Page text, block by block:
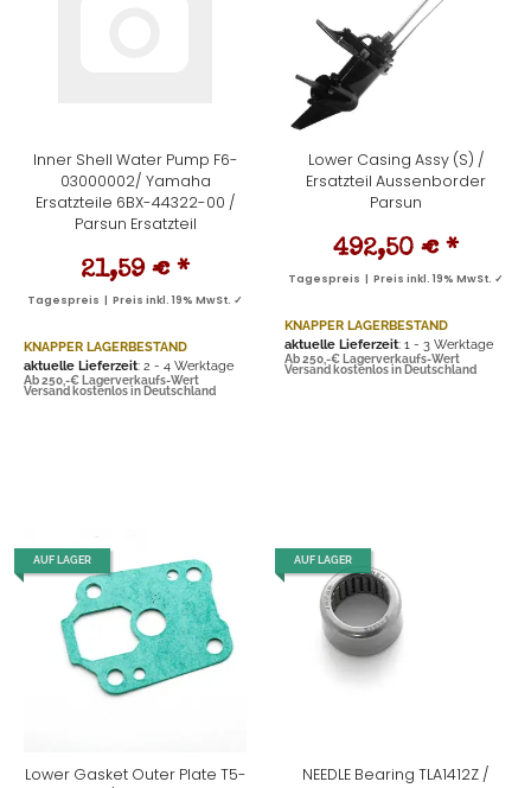
Inner Shell Water Pump F6-
03000002/ Yamaha
Ersatzteile 6BX-44322-00 /
Parsun Ersatzteil
21,59 € *
Tagespreis | Preis inkl. 19% MwSt. ✓
KNAPPER LAGERBESTAND
aktuelle Lieferzeit: 2 - 4 Werktage
Ab 250,-€ Lagerverkaufs-Wert
Versand kostenlos in Deutschland
Lower Casing Assy (S) /
Ersatzteil Aussenborder
Parsun
492,50 € *
Tagespreis | Preis inkl. 19% MwSt. ✓
KNAPPER LAGERBESTAND
aktuelle Lieferzeit: 1 - 3 Werktage
Ab 250,-€ Lagerverkaufs-Wert
Versand kostenlos in Deutschland
AUF LAGER
Lower Gasket Outer Plate T5-
AUF LAGER
NEEDLE Bearing TLA1412Z /